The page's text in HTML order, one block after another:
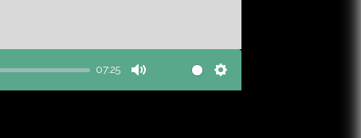
07:25
Mute Settings